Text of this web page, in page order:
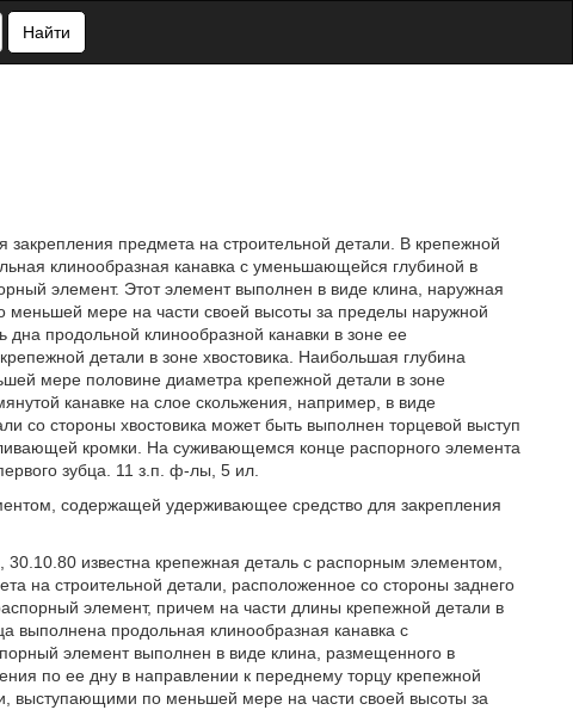
Найти
предмета на строительной детали. В крепежной
клинообразная канавка с уменьшающейся глубиной в
элемент. Этот элемент выполнен в виде клина, наружная
меньшей мере на части своей высоты за пределы наружной
дна продольной клинообразной канавки в зоне ее
детали в зоне хвостовика. Наибольшая глубина
мере половине диаметра крепежной детали в зоне
канавке на слое скольжения, например, в виде
со стороны хвостовика может быть выполнен торцевой выступ
кромки. На суживающемся конце распорного элемента
зубца. 11 з.п. ф-лы, 5 ил.
содержащей удерживающее средство для закрепления
известна крепежная деталь с распорным элементом,
на строительной детали, расположенное со стороны заднего
элемент, причем на части длины крепежной детали в
выполнена продольная клинообразная канавка с
элемент выполнен в виде клина, размещенного в
по ее дну в направлении к переднему торцу крепежной
выступающими по меньшей мере на части своей высоты за